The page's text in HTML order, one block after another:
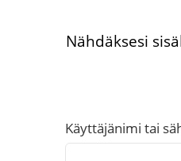
Nähdäksesi
Käyttäjänimi tai